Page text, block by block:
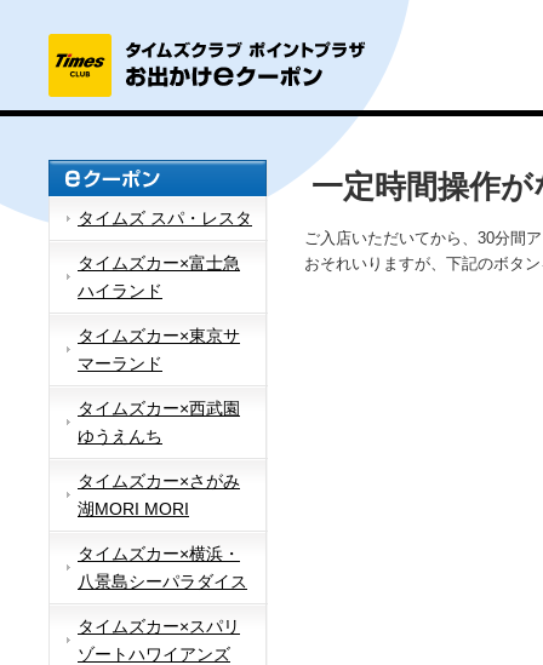
タイムズ スパ・レスタ
タイムズカー×富士急
ハイランド
タイムズカー×東京サ
マーランド
タイムズカー×西武園
ゆうえんち
タイムズカー×さがみ
湖MORI MORI
タイムズカー×横浜・
八景島シーパラダイス
タイムズカー×スパリ
ゾートハワイアンズ
一定時間操作
ご入店いただいてから、30分間
おそれいりますが、下記のボタ